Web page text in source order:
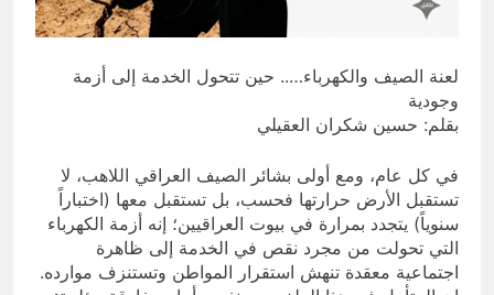
لعنة الصيف والكهرباء….. حين تتحول الخدمة إلى أزمة
وجودية
​بقلم: حسين شكران العقيلي
​في كل عام، ومع أولى بشائر الصيف العراقي اللاهب، لا
تستقبل الأرض حرارتها فحسب، بل تستقبل معها (اختباراً
سنوياً) يتجدد بمرارة في بيوت العراقيين؛ إنه أزمة الكهرباء
التي تحولت من مجرد نقص في الخدمة إلى ظاهرة
اجتماعية معقدة تنهش استقرار المواطن وتستنزف موارده.